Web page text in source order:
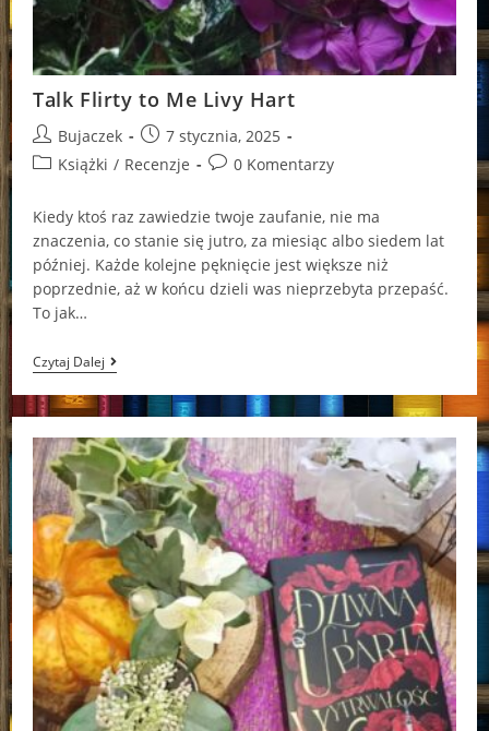
Talk Flirty to Me Livy Hart
Post
author:
Bujaczek
Post
published:
7 stycznia, 2025
PostKsiążki / Recenzje
Post0 Komentarzy
Kiedy ktoś raz zawiedzie twoje zaufanie, nie ma
znaczenia, co stanie się jutro, za miesiąc albo siedem lat
później. Każde kolejne pęknięcie jest większe niż
poprzednie, aż w końcu dzieli was nieprzebyta przepaść.
To jak…
Czytaj DalejTalk
Flirty
To
Me
Hart